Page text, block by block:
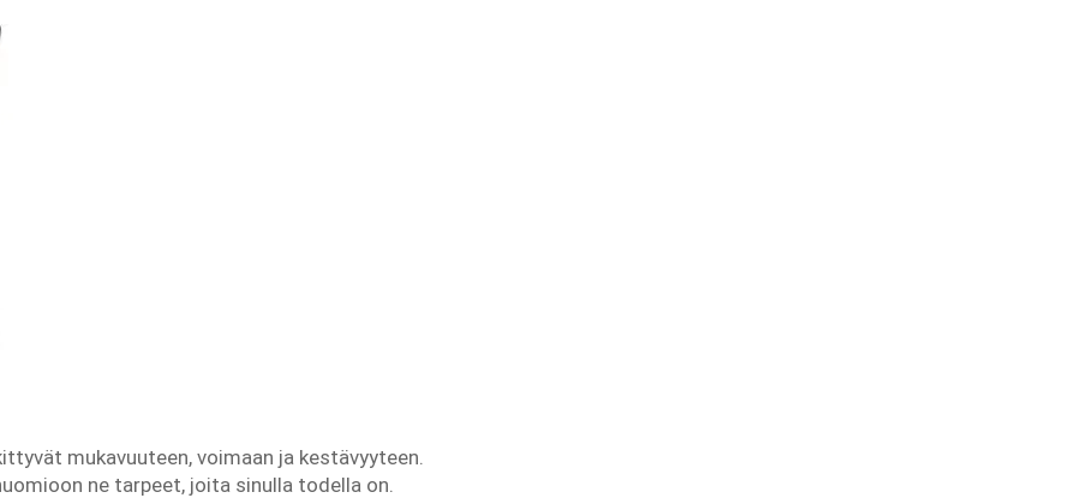
mukavuuteen, voimaan ja kestävyyteen.
ne tarpeet, joita sinulla todella on.